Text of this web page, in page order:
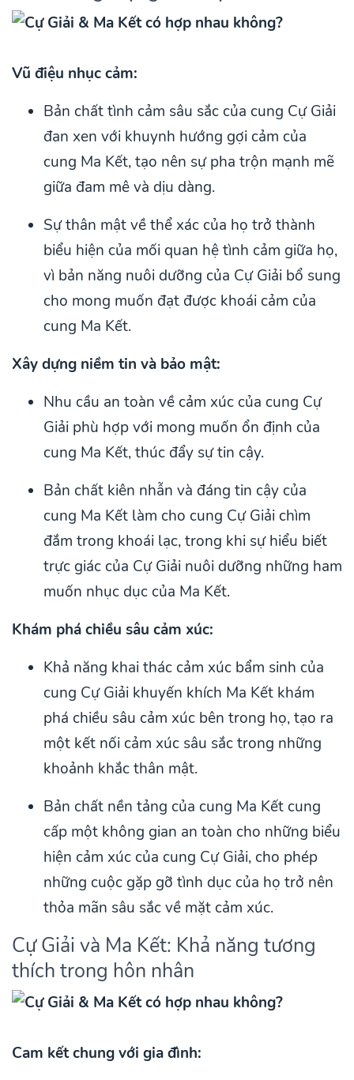
Vũ điệu nhục cảm:
Bản chất tình cảm sâu sắc của cung Cự Giải
đan xen với khuynh hướng gợi cảm của
cung Ma Kết, tạo nên sự pha trộn mạnh mẽ
giữa đam mê và dịu dàng.
Sự thân mật về thể xác của họ trở thành
biểu hiện của mối quan hệ tình cảm giữa họ,
vì bản năng nuôi dưỡng của Cự Giải bổ sung
cho mong muốn đạt được khoái cảm của
cung Ma Kết.
Xây dựng niềm tin và bảo mật:
Nhu cầu an toàn về cảm xúc của cung Cự
Giải phù hợp với mong muốn ổn định của
cung Ma Kết, thúc đẩy sự tin cậy.
Bản chất kiên nhẫn và đáng tin cậy của
cung Ma Kết làm cho cung Cự Giải chìm
đắm trong khoái lạc, trong khi sự hiểu biết
trực giác của Cự Giải nuôi dưỡng những ham
muốn nhục dục của Ma Kết.
Khám phá chiều sâu cảm xúc:
Khả năng khai thác cảm xúc bẩm sinh của
cung Cự Giải khuyến khích Ma Kết khám
phá chiều sâu cảm xúc bên trong họ, tạo ra
một kết nối cảm xúc sâu sắc trong những
khoảnh khắc thân mật.
Bản chất nền tảng của cung Ma Kết cung
cấp một không gian an toàn cho những biểu
hiện cảm xúc của cung Cự Giải, cho phép
những cuộc gặp gỡ tình dục của họ trở nên
thỏa mãn sâu sắc về mặt cảm xúc.
Cự Giải và Ma Kết: Khả năng tương
thích trong hôn nhân
Cam kết chung với gia đình: